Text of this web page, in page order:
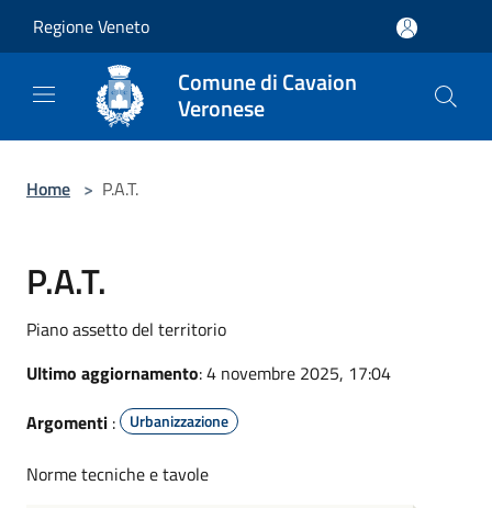
Regione Veneto
Comune di Cavaion
Veronese
Home > P.A.T.
P.A.T.
Piano assetto del territorio
Ultimo aggiornamento: 4 novembre 2025, 17:04
Argomenti : Urbanizzazione
Norme tecniche e tavole